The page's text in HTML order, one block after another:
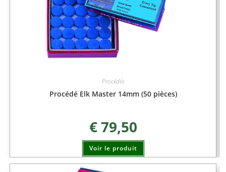
Procédés
Procédé Elk Master 14mm (50 pièces)
€79,50
Voir le produit